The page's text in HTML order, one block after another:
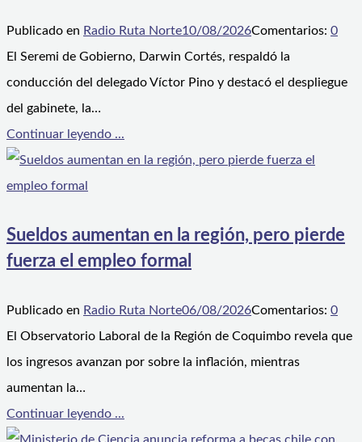
Publicado en Radio Ruta Norte10/08/2026Comentarios: 0
El Seremi de Gobierno, Darwin Cortés, respaldó la
conducción del delegado Víctor Pino y destacó el despliegue
del gabinete, la…
Continuar leyendo ...
Sueldos aumentan en la región, pero pierde
fuerza el empleo formal
Publicado en Radio Ruta Norte06/08/2026Comentarios: 0
El Observatorio Laboral de la Región de Coquimbo revela que
los ingresos avanzan por sobre la inflación, mientras
aumentan la…
Continuar leyendo ...